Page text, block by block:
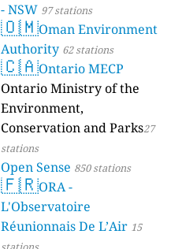
- NSW 97 stations
🇴🇲Oman Environment
Authority 62 stations
🇨🇦Ontario MECP
Ontario Ministry of the
Environment,
Conservation and Parks27
stations
Open Sense 850 stations
🇫🇷ORA -
L'Observatoire
Réunionnais De L’Air 15